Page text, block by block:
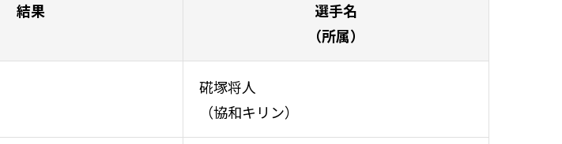
結果
選手名
（所属）
硴塚将人
（協和キリン）